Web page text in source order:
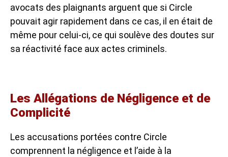
avocats des plaignants arguent que si Circle
pouvait agir rapidement dans ce cas, il en était de
même pour celui-ci, ce qui soulève des doutes sur
sa réactivité face aux actes criminels.
Les Allégations de Négligence et de
Complicité
Les accusations portées contre Circle
comprennent la négligence et l’aide à la